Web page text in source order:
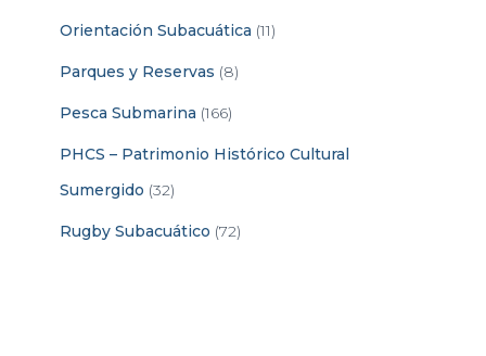
Orientación Subacuática (11)
Parques y Reservas (8)
Pesca Submarina (166)
PHCS – Patrimonio Histórico Cultural
Sumergido (32)
Rugby Subacuático (72)